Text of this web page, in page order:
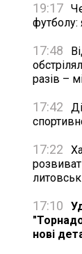
19:17
футболу:
17:48
разів –
17:42
17:22
17:10
нові